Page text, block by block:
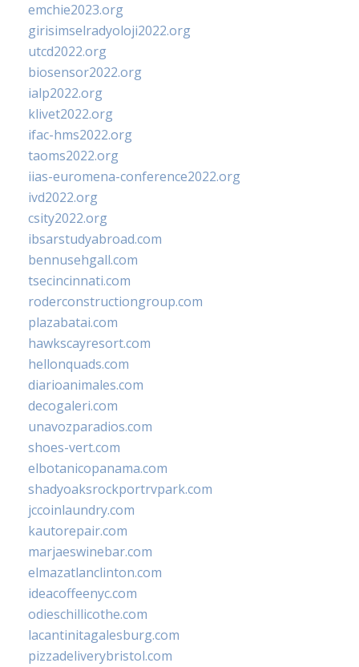
emchie2023.org
girisimselradyoloji2022.org
utcd2022.org
biosensor2022.org
ialp2022.org
klivet2022.org
ifac-hms2022.org
taoms2022.org
iias-euromena-conference2022.org
ivd2022.org
csity2022.org
ibsarstudyabroad.com
bennusehgall.com
tsecincinnati.com
roderconstructiongroup.com
plazabatai.com
hawkscayresort.com
hellonquads.com
diarioanimales.com
decogaleri.com
unavozparadios.com
shoes-vert.com
elbotanicopanama.com
shadyoaksrockportrvpark.com
jccoinlaundry.com
kautorepair.com
marjaeswinebar.com
elmazatlanclinton.com
ideacoffeenyc.com
odieschillicothe.com
lacantinitagalesburg.com
pizzadeliverybristol.com